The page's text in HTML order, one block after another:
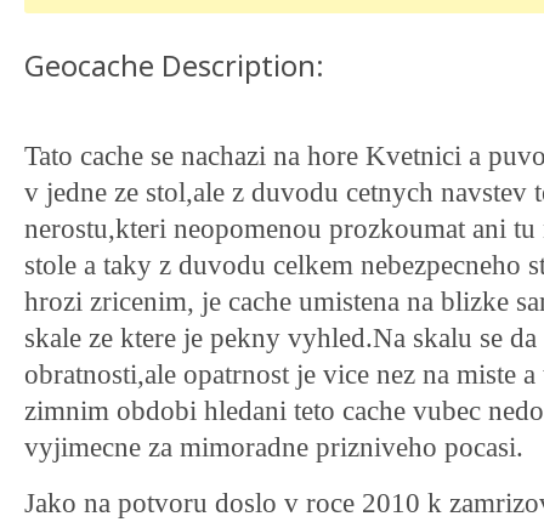
Geocache Description:
Tato cache se nachazi na hore Kvetnici a
v jedne ze stol,ale z duvodu cetnych navstev
nerostu,kteri neopomenou prozkoumat ani
stole a taky z duvodu celkem nebezpecneho
hrozi zricenim, je cache umistena na blizke
skale ze ktere je pekny vyhled.Na skalu se
obratnosti,ale opatrnost je vice nez na miste
zimnim obdobi hledani teto cache vubec
vyjimecne za mimoradne prizniveho pocasi.
Jako na potvoru doslo v roce 2010 k